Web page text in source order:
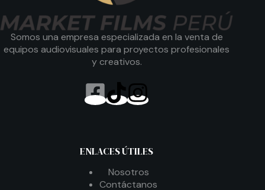
Somos una empresa especializada en la venta de
equipos audiovisuales para proyectos profesionales
y creativos.
ENLACES ÚTILES
Nosotros
Contáctanos